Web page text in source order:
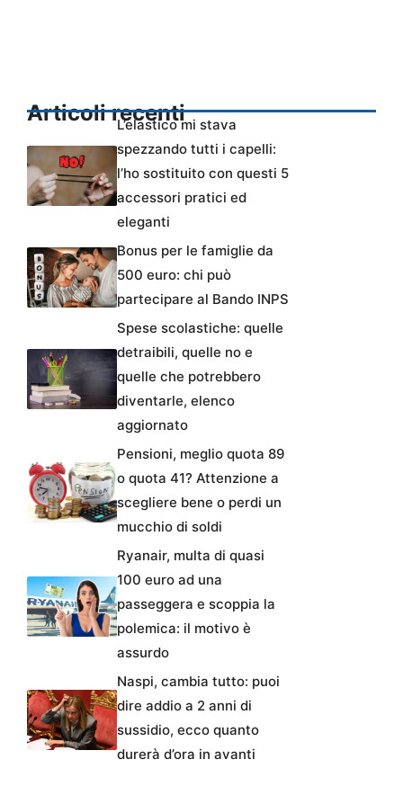
Articoli recenti
L’elastico mi stava
spezzando tutti i capelli:
l’ho sostituito con questi 5
accessori pratici ed
eleganti
Bonus per le famiglie da
500 euro: chi può
partecipare al Bando INPS
Spese scolastiche: quelle
detraibili, quelle no e
quelle che potrebbero
diventarle, elenco
aggiornato
Pensioni, meglio quota 89
o quota 41? Attenzione a
scegliere bene o perdi un
mucchio di soldi
Ryanair, multa di quasi
100 euro ad una
passeggera e scoppia la
polemica: il motivo è
assurdo
Naspi, cambia tutto: puoi
dire addio a 2 anni di
sussidio, ecco quanto
durerà d’ora in avanti